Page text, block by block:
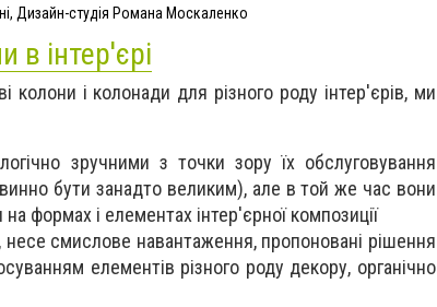
Дизайн-студія Романа Москаленко
в інтер'єрі
колони і колонади для різного роду інтер'єрів, ми
зручними з точки зору їх обслуговування
бути занадто великим), але в той же час вони
формах і елементах інтер'єрної композиції
несе смислове навантаження, пропоновані рішення
елементів різного роду декору, органічно